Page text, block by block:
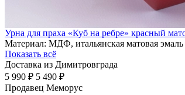
Урна для праха «Куб на ребре» красный
Материал: МДФ, итальянская матовая
Показать всё
Доставка из Димитровграда
5 990 ₽ 5 490 ₽
Продавец Меморус